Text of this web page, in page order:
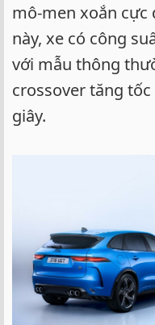
mô-men xoắn cực
này, xe có công
với mẫu thông
crossover tăng
giây.